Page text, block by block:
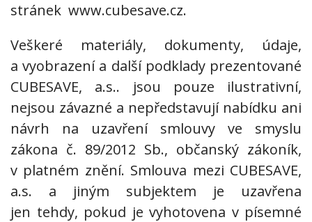
stránek www.cubesave.cz.
Veškeré materiály, dokumenty, údaje,
a vyobrazení a další podklady prezentované
CUBESAVE, a.s.. jsou pouze ilustrativní,
nejsou závazné a nepředstavují nabídku ani
návrh na uzavření smlouvy ve smyslu
zákona č. 89/2012 Sb., občanský zákoník,
v platném znění. Smlouva mezi CUBESAVE,
a.s. a jiným subjektem je uzavřena
jen tehdy, pokud je vyhotovena v písemné